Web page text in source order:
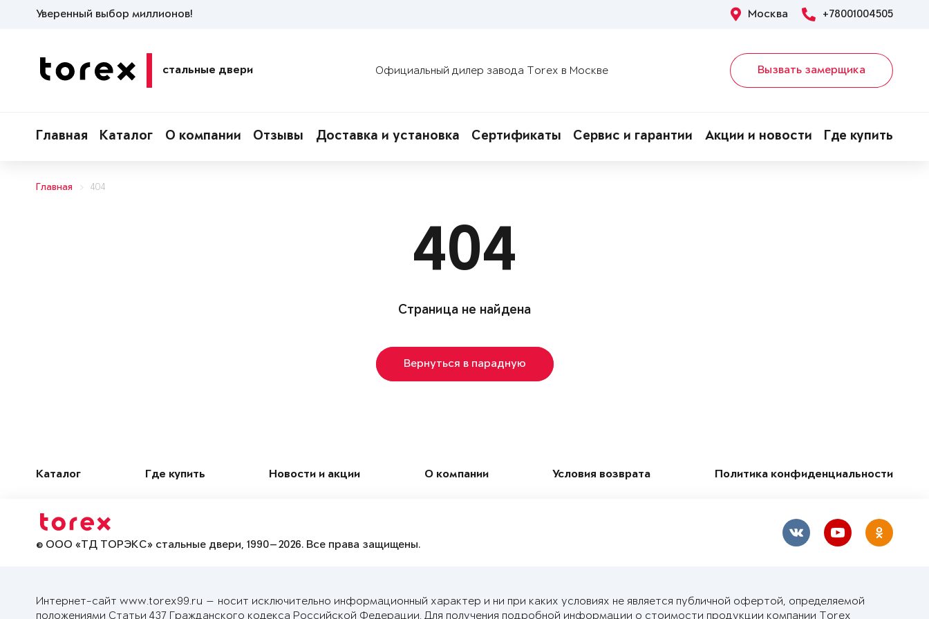
Уверенный выбор миллионов! Москва +78001004505
стальные двери Официальный дилер завода Torex в Москве Вызвать замерщика
Главная Каталог О компании Отзывы Доставка и установка Сертификаты Сервис и гарантии Акции и новости Где купить
Главная 404
404
Страница не найдена
Вернуться в парадную
Каталог Где купить Новости и акции О компании Условия возврата Политика конфиденциальности
© ООО «ТД ТОРЭКС» стальные двери, 1990—2026. Все права защищены.
Интернет-сайт www.torex99.ru — носит исключительно информационный характер и ни при каких условиях не является публичной офертой, определяемой
положениями Статьи 437 Гражданского кодекса Российской Федерации. Для получения подробной информации о стоимости продукции компании Torex